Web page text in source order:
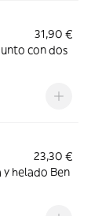
31,90 €
con dos
23,30 €
helado Ben